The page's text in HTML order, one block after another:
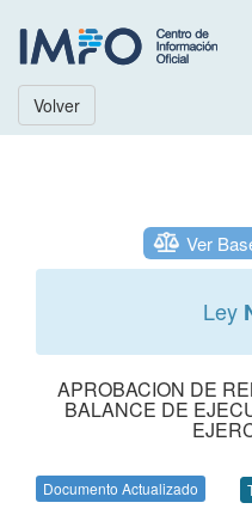
Volver
Ver
Ley
APROBACION DE
BALANCE DE
Documento Actualizado